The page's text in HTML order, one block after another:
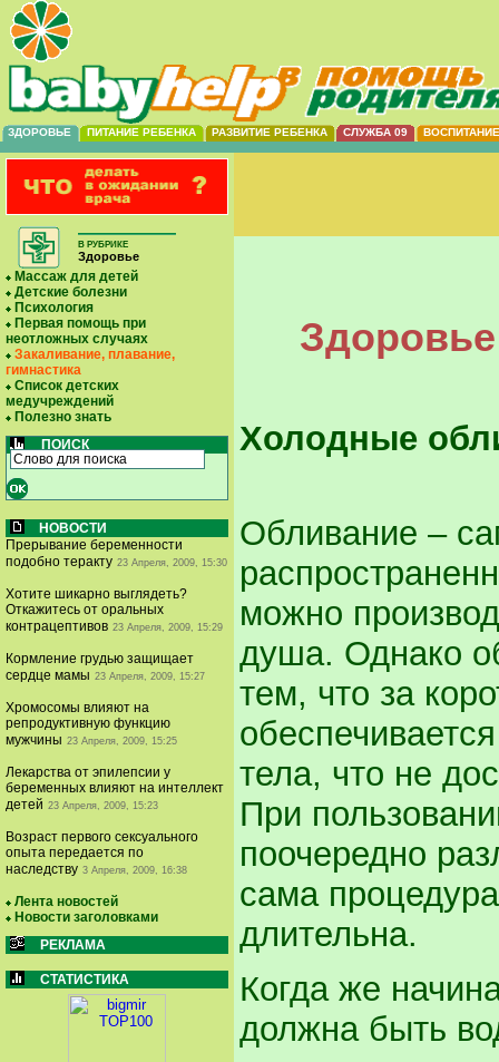
ЗДОРОВЬЕ ПИТАНИЕ РЕБЕНКА РАЗВИТИЕ РЕБЕНКА СЛУЖБА 09 ВОСПИТАНИЕ
В РУБРИКЕ
Здоровье
Массаж для детей
Детские болезни
Психология
Первая помощь при
неотложных случаях
Закаливание, плавание,
гимнастика
Список детских
медучреждений
Полезно знать
ПОИСК
НОВОСТИ
Прерывание беременности
подобно теракту 23 Апреля, 2009, 15:30
Хотите шикарно выглядеть?
Откажитесь от оральных
контрацептивов 23 Апреля, 2009, 15:29
Кормление грудью защищает
сердце мамы 23 Апреля, 2009, 15:27
Хромосомы влияют на
репродуктивную функцию
мужчины 23 Апреля, 2009, 15:25
Лекарства от эпилепсии у
беременных влияют на интеллект
детей 23 Апреля, 2009, 15:23
Возраст первого сексуального
опыта передается по
наследству 3 Апреля, 2009, 16:38
Лента новостей
Новости заголовками
РЕКЛАМА
СТАТИСТИКА
Холодные
Обливание –
можно
душа. Однако
тем, что за
тела, что не
При
поочередно
сама
длительна.
Когда же
должна быть